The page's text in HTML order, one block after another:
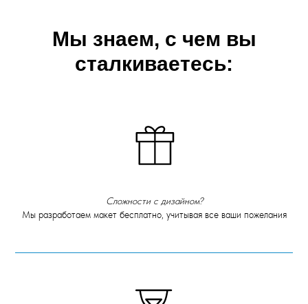
Мы знаем, с чем вы
сталкиваетесь:
Сложности с дизайном?
Мы разработаем макет бесплатно, учитывая все ваши пожелания